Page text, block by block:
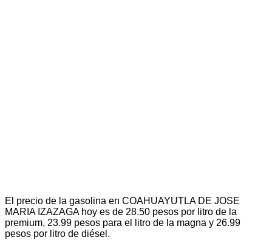
El precio de la gasolina en COAHUAYUTLA DE JOSE
MARIA IZAZAGA hoy es de 28.50 pesos por litro de la
premium, 23.99 pesos para el litro de la magna y 26.99
pesos por litro de diésel.